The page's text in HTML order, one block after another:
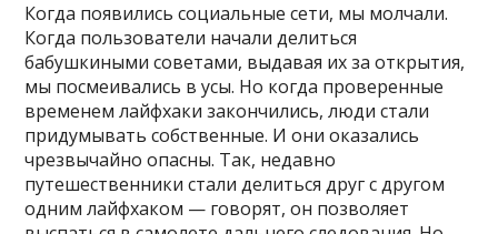
Когда появились социальные сети, мы молчали.
Когда пользователи начали делиться
бабушкиными советами, выдавая их за открытия,
мы посмеивались в усы. Но когда проверенные
временем лайфхаки закончились, люди стали
придумывать собственные. И они оказались
чрезвычайно опасны. Так, недавно
путешественники стали делиться друг с другом
одним лайфхаком — говорят, он позволяет